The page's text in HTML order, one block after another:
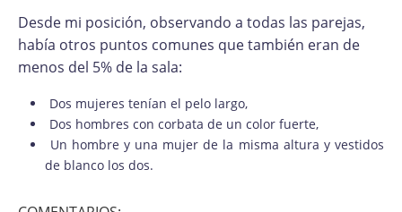
Desde mi posición, observando a todas las parejas,
había otros puntos comunes que también eran de
menos del 5% de la sala:
Dos mujeres tenían el pelo largo,
Dos hombres con corbata de un color fuerte,
Un hombre y una mujer de la misma altura y vestidos
de blanco los dos.